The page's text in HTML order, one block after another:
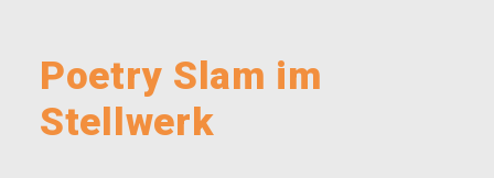
Poetry Slam im
Stellwerk